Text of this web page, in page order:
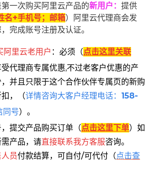
一次购买阿里云产品的新用户 ： 提供
名+手机号；邮箱）阿里云代理商会发
完成账号注册及认证。
阿里云老用户 ： 必须 （点击这里关联
代理商专属优惠,不过老客户优惠的产
并且只限于这个合作伙伴专属页的新购
，
（详情咨询大客户经理电话： 158-
同号）。
提交产品购买订单（点击这里下单） 如
产品，请直接联系我方客服咨询。
员付款结算，可自付/可代付（点击查